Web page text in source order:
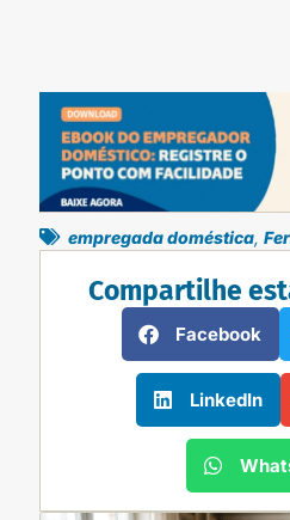
empregada doméstica,
Compartilhe
Facebook
LinkedIn